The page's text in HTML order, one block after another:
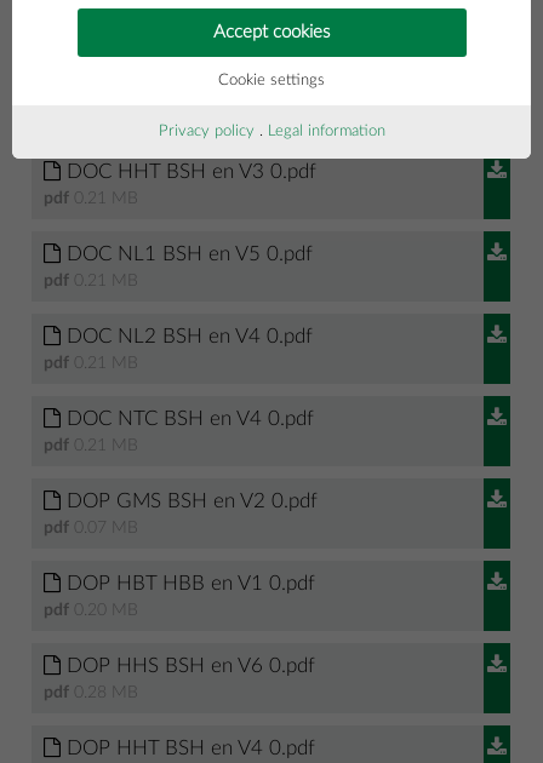
zbauteile GmbH Co KG en.pdf
DOC HHS BSH en V3 0.pdf
DOC HHT BSH en V3 0.pdf
pdf 0.21 MB
DOC NL1 BSH en V5 0.pdf
pdf 0.21 MB
DOC NL2 BSH en V4 0.pdf
pdf 0.21 MB
DOC NTC BSH en V4 0.pdf
pdf 0.21 MB
DOP GMS BSH en V2 0.pdf
pdf 0.07 MB
DOP HBT HBB en V1 0.pdf
pdf 0.20 MB
DOP HHS BSH en V6 0.pdf
pdf 0.28 MB
DOP HHT BSH en V4 0.pdf
Cookie settings
Accept cookies
Privacy policy Legal information